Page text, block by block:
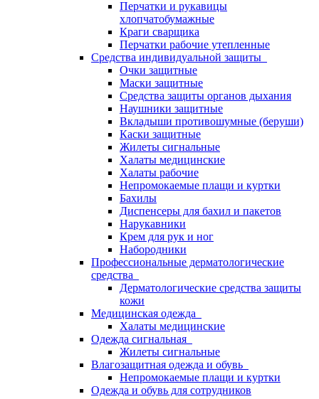
Перчатки и рукавицы
хлопчатобумажные
Краги сварщика
Перчатки рабочие утепленные
Средства индивидуальной защиты
Очки защитные
Маски защитные
Средства защиты органов дыхания
Наушники защитные
Вкладыши противошумные (беруши)
Каски защитные
Жилеты сигнальные
Халаты медицинские
Халаты рабочие
Непромокаемые плащи и куртки
Бахилы
Диспенсеры для бахил и пакетов
Нарукавники
Крем для рук и ног
Набородники
Профессиональные дерматологические
средства
Дерматологические средства защиты
кожи
Медицинская одежда
Халаты медицинские
Одежда сигнальная
Жилеты сигнальные
Влагозащитная одежда и обувь
Непромокаемые плащи и куртки
Одежда и обувь для сотрудников